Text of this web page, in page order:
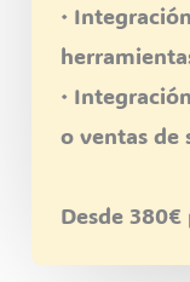
·
·
o ventas de
Desde